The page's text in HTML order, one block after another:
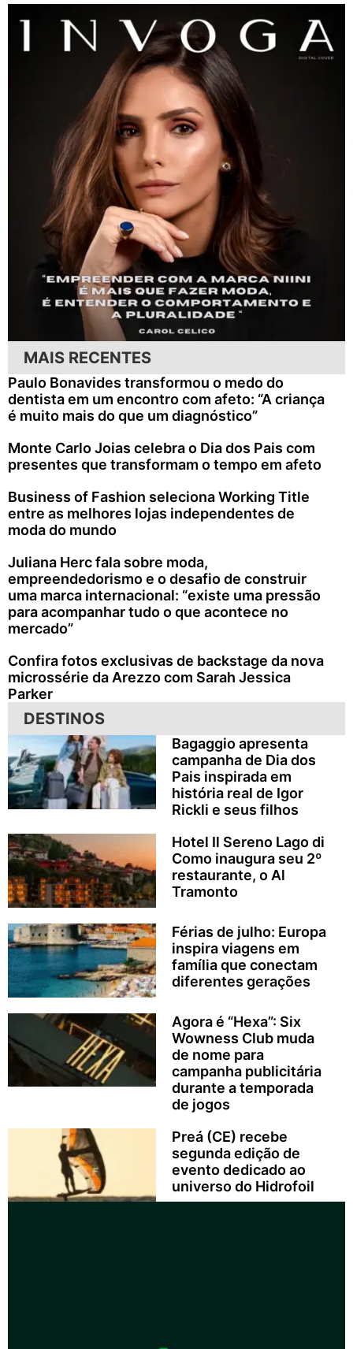
MAIS RECENTES
Paulo Bonavides transformou o medo do
dentista em um encontro com afeto: “A criança
é muito mais do que um diagnóstico”
Monte Carlo Joias celebra o Dia dos Pais com
presentes que transformam o tempo em afeto
Business of Fashion seleciona Working Title
entre as melhores lojas independentes de
moda do mundo
Juliana Herc fala sobre moda,
empreendedorismo e o desafio de construir
uma marca internacional: “existe uma pressão
para acompanhar tudo o que acontece no
mercado”
Confira fotos exclusivas de backstage da nova
microssérie da Arezzo com Sarah Jessica
Parker
DESTINOS
Bagaggio apresenta
campanha de Dia dos
Pais inspirada em
história real de Igor
Rickli e seus filhos
Hotel Il Sereno Lago di
Como inaugura seu 2º
restaurante, o Al
Tramonto
Férias de julho: Europa
inspira viagens em
família que conectam
diferentes gerações
Agora é “Hexa”: Six
Wowness Club muda
de nome para
campanha publicitária
durante a temporada
de jogos
Preá (CE) recebe
segunda edição de
evento dedicado ao
universo do Hidrofoil